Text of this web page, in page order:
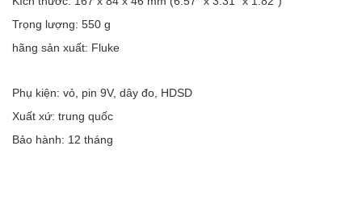
Trọng lượng: 550 g
hãng sản xuất: Fluke
Phụ kiện: vỏ, pin 9V, dây đo, HDSD
Xuất xứ: trung quốc
Bảo hành: 12 tháng